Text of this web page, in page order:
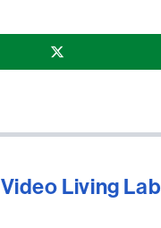
Video Living